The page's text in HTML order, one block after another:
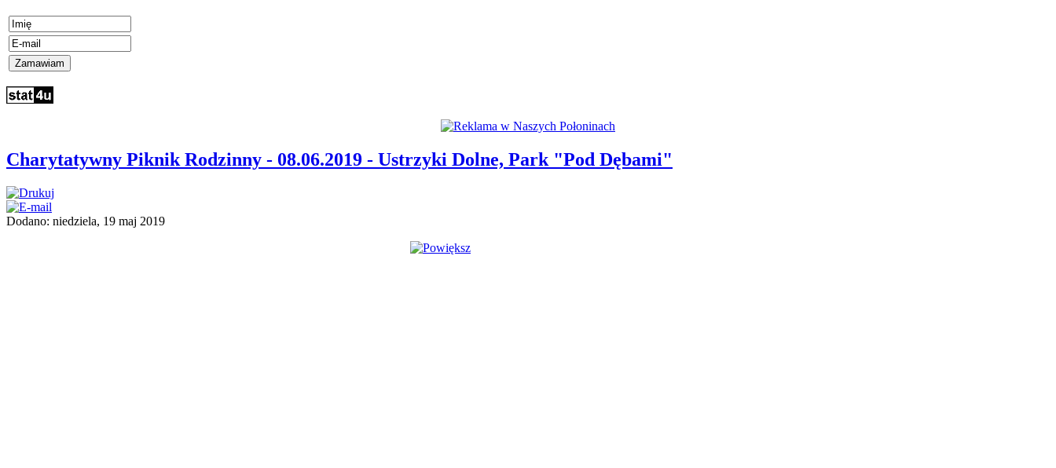
Charytatywny Piknik Rodzinny - 08.06.2019 - Ustrzyki Dolne, Park "Pod Dębami"
Dodano: niedziela, 19 maj 2019